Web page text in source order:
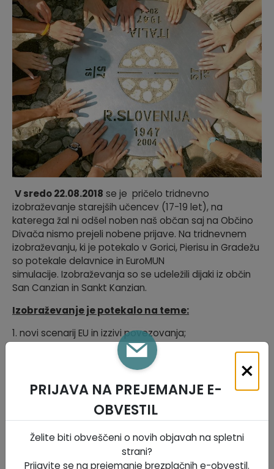
V sredo 22.08.2018 se je pričelo tridnevno
izobraževanje starejših učencev (17-19 let), na
katerega žal ni odšel noben naš občan saj na Občino
Divača nismo prejeli nobene prijave. Na tridnevnem
izobraževanju, ki je potekalo v Gorici, Pierisu in Gradežu
so potekale delavnice in EuroMUN
simulacije. Izobraževanja so se udeležili dijaki iz občin
San Canzian in Sankt Kanzian.
Izobraževanje je potekalo na teme:
1. novi scenarij EU in izzivi povezovanja;
2. EU sodelovanje in meje;
poglede in se družili ter stkali nove prijateljske vezi.
Petek 24.08.2018je bil namenjen EuroMUN simulaciji
ter študijskemu obisku mesta Gradež in sodelovanje
na Mednarodnem Festivalu Folklore.
×
PRIJAVA NA PREJEMANJE E-
OBVESTIL
Želite biti obveščeni o novih objavah na spletni
strani?
Prijavite se na prejemanje brezplačnih e-obvestil.